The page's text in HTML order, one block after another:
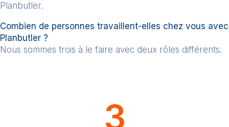
Planbutler.
Combien de personnes travaillent-elles chez vous avec
Planbutler ?
Nous sommes trois à le faire avec deux rôles différents.
3